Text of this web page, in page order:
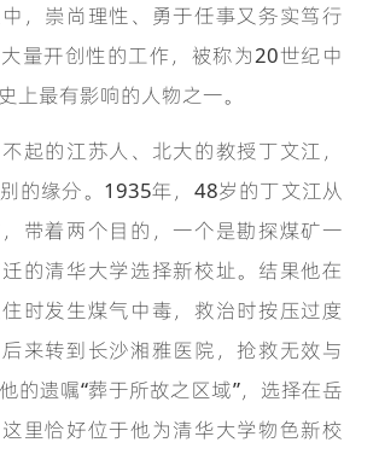
，崇尚理性、勇于任事又务实笃行
量开创性的工作，被称为20世纪中
上最有影响的人物之一。
的江苏人、北大的教授丁文江，
的缘分。1935年，48岁的丁文江从
带着两个目的，一个是勘探煤矿一
的清华大学选择新校址。结果他在
时发生煤气中毒，救治时按压过度
来转到长沙湘雅医院，抢救无效与
的遗嘱“葬于所故之区域”，选择在岳
里恰好位于他为清华大学物色新校